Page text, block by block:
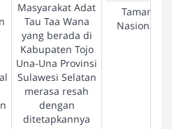
Masyarakat Adat
Tau Taa Wana
yang berada di
Kabupaten Tojo
Una-Una Provinsi
Sulawesi Selatan
merasa resah
dengan
ditetapkannya
Taman
Nasional